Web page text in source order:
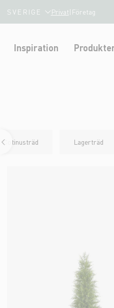
SVERIGE Privat| Företag
Inspiration
Cotinusträd Lagerträd